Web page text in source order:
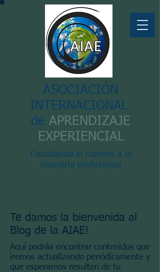
ASOCIACIÓN
INTERNACIONAL
de APRENDIZAJE
EXPERIENCIAL
Facilitando el camino a la
maestría profesional
Te damos la bienvenida al
Blog de la AIAE!
Aquí podrás encontrar contenidos que
iremos actualizando periódicamente y
que esperamos resulten de tu